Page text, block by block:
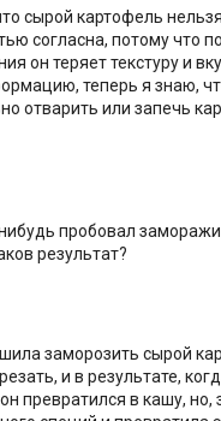
сырой картофель
согласна, потому что
он теряет текстуру и
теперь я знаю,
отварить или запечь
пробовал
результат?
заморозить сырой
и в результате,
превратился в кашу, но,